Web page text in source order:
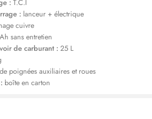
:T.C.I
:lanceur + électrique
cuivre
sans entretien
de carburant :25 L
poignées auxiliaires et roues
boîte en carton